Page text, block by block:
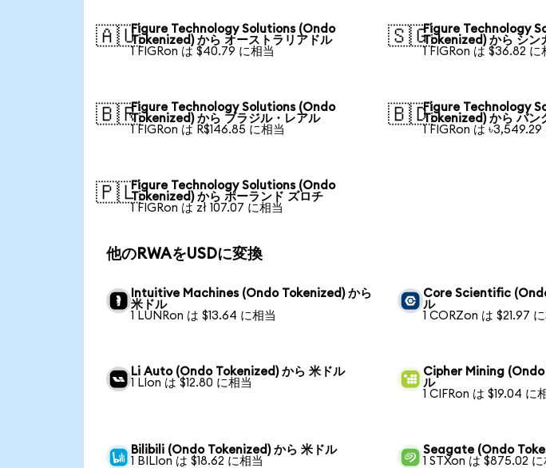
🇦🇺Figure Technology Solutions (Ondo
Tokenized) から オーストラリアドル
1 FIGRon は $40.79 に相当
🇸🇬Figure Technology
Tokenized) から シン
1 FIGRon は $36.82 に
🇧🇷Figure Technology Solutions (Ondo
Tokenized) から ブラジル・レアル
1 FIGRon は R$146.85 に相当
🇧🇩Figure Technology
Tokenized) から バン
1 FIGRon は ৳3,549.29
🇵🇱Figure Technology Solutions (Ondo
Tokenized) から ポーランド ズロチ
1 FIGRon は zł 107.07 に相当
他のRWAをUSDに変換
Intuitive Machines (Ondo Tokenized) から
米ドル
1 LUNRon は $13.64 に相当
Core Scientific
ル
1 CORZon は $21.97
Li Auto (Ondo Tokenized) から 米ドル
1 LIon は $12.80 に相当
Cipher Mining (Ondo
ル
1 CIFRon は $19.04 に
Bilibili (Ondo Tokenized) から 米ドル
1 BILIon は $18.62 に相当
Seagate (Ondo
1 STXon は $875.02 に